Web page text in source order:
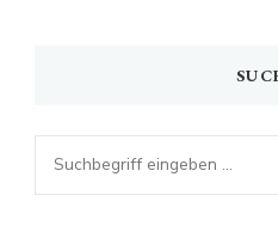
Looking
for